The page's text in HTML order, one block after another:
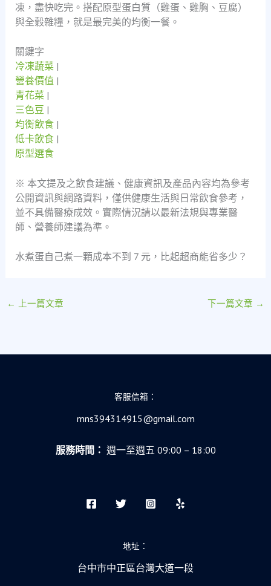
凍，盡快吃完。搭配原型蛋白質（雞蛋、雞胸、豆腐）
與全穀雜糧，就是最完美的均衡一餐。
關鍵字
冷凍蔬菜|
營養價值 |
青花菜|
三色豆 |
均衡飲食|
低卡飲食|
原型選食
※ 本文提及之飲食建議、健康資訊及產品內容均為參考
公開資訊與網路資料，僅供健康生活與日常飲食參考，
並不具備醫療成效。實際情況請以最新法規與專業醫
師、營養師建議為準。
水煮蛋自己煮一顆成本不到 7 元，比起超商能省多少？
← 上一篇文章 下一篇文章 →
客服信箱：
mns394314915@gmail.com
服務時間： 週一至週五 09:00 – 18:00
地址：
台中市中正區台灣大道一段